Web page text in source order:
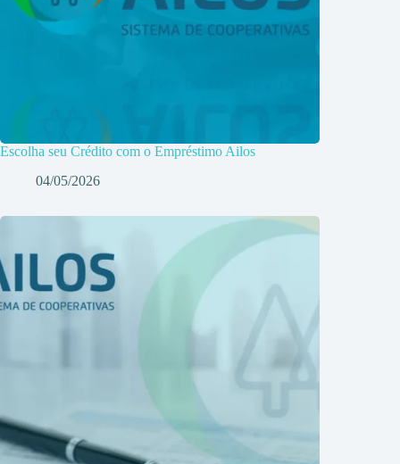
Escolha seu Crédito com o Empréstimo Ailos
04/05/2026